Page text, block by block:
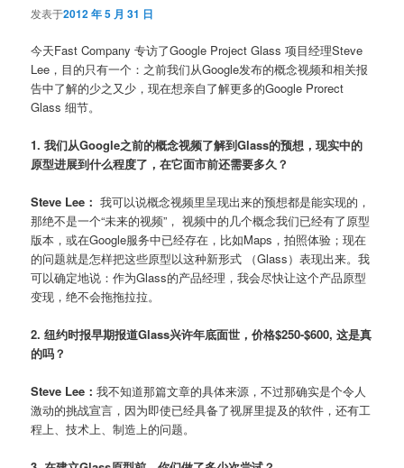
发表于2012 年 5 月 31 日
今天Fast Company 专访了Google Project Glass 项目经理Steve
Lee，目的只有一个：之前我们从Google发布的概念视频和相关报
告中了解的少之又少，现在想亲自了解更多的Google Prorect
Glass 细节。
1. 我们从Google之前的概念视频了解到Glass的预想，现实中的
原型进展到什么程度了，在它面市前还需要多久？
Steve Lee： 我可以说概念视频里呈现出来的预想都是能实现的，
那绝不是一个“未来的视频”， 视频中的几个概念我们已经有了原型
版本，或在Google服务中已经存在，比如Maps，拍照体验；现在
的问题就是怎样把这些原型以这种新形式 （Glass）表现出来。我
可以确定地说：作为Glass的产品经理，我会尽快让这个产品原型
变现，绝不会拖拖拉拉。
2. 纽约时报早期报道Glass兴许年底面世，价格$250-$600, 这是真
的吗？
Steve Lee：我不知道那篇文章的具体来源，不过那确实是个令人
激动的挑战宣言，因为即使已经具备了视屏里提及的软件，还有工
程上、技术上、制造上的问题。